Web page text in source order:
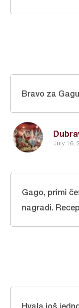
July 16,
Bravo za
Gago, primi
nagradi.
Hvala još